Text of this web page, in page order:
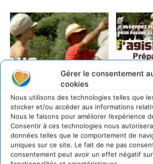
Gérer le consentement
cookies
Nous utilisons des technologies telles que
stocker et/ou accéder aux informations
Nous le faisons pour améliorer l’expérience
Consentir à ces technologies nous
données telles que le comportement de
uniques sur ce site. Le fait de ne pas
consentement peut avoir un effet négatif
http://